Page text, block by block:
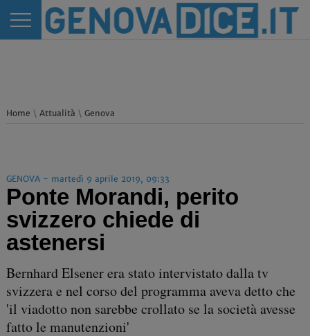
Home \ Attualità \ Genova
GENOVA - martedì 9 aprile 2019, 09:33
Ponte Morandi, perito
svizzero chiede di
astenersi
Bernhard Elsener era stato intervistato dalla tv
svizzera e nel corso del programma aveva detto che
'il viadotto non sarebbe crollato se la società avesse
fatto le manutenzioni'